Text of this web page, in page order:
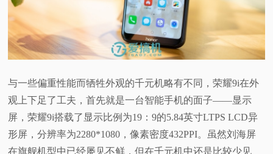
与一些偏重性能而牺牲外观的千元机略有不同，荣耀9i在外
观上下足了工夫，首先就是一台智能手机的面子——显示
屏，荣耀9i搭载了显示比例为19：9的5.84英寸LTPS LCD异
形屏，分辨率为2280*1080，像素密度432PPI。虽然刘海屏
在旗舰机型中已经屡见不鲜，但在千元机中还是比较少见